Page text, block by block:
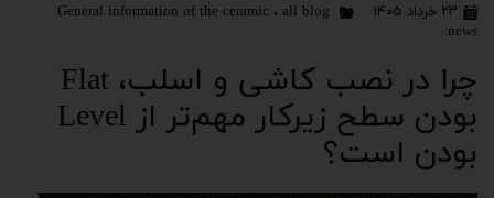
۲۳ خرداد ۱۴۰۵ General information of the ceramic ، all blog
news
چرا در نصب کاشی و اسلب، Flat
بودن سطح زیرکار مهم‌تر از Level
بودن است؟